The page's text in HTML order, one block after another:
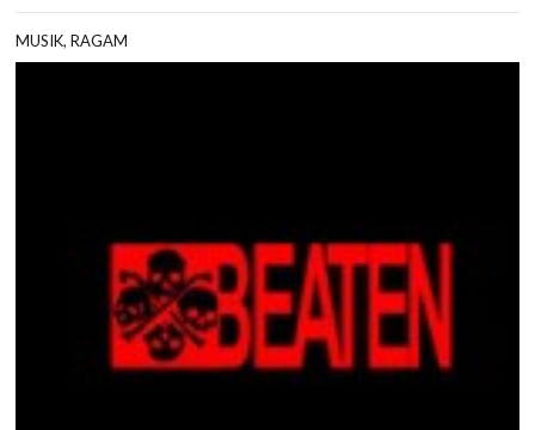
MUSIK,RAGAM